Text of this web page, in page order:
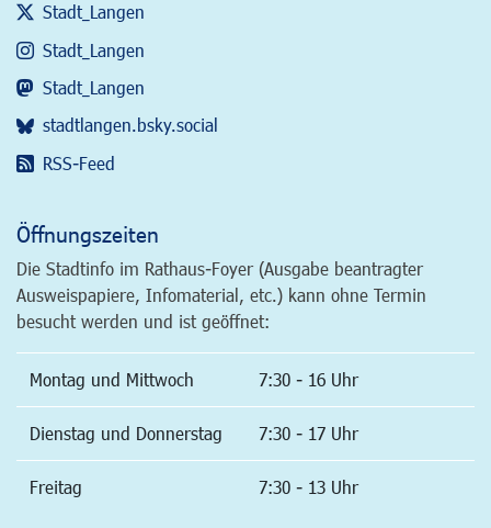
Stadt_Langen
Stadt_Langen
Stadt_Langen
stadtlangen.bsky.social
RSS-Feed
Öffnungszeiten
Die Stadtinfo im Rathaus-Foyer (Ausgabe beantragter
Ausweispapiere, Infomaterial, etc.) kann ohne Termin
besucht werden und ist geöffnet:
Montag und Mittwoch 7:30 - 16 Uhr
Dienstag und Donnerstag 7:30 - 17 Uhr
Freitag 7:30 - 13 Uhr